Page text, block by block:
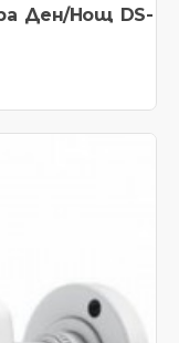
Ден/Нощ DS-